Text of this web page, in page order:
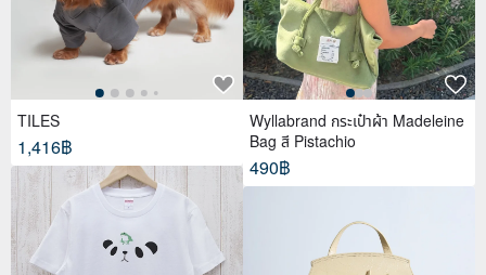
TILES
1,416฿
Wyllabrand กระเป๋าผ้า Madeleine
Bag สี Pistachio
490฿